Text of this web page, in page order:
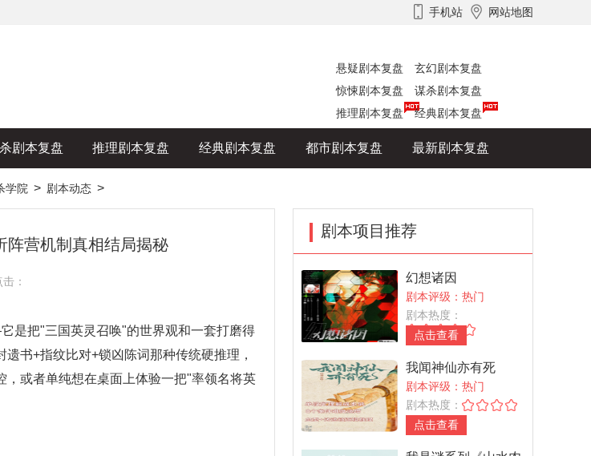
手机站 网站地图
悬疑剧本复盘
玄幻剧本复盘
惊悚剧本复盘
谋杀剧本复盘
推理剧本复盘
经典剧本复盘
剧本复盘 推理剧本复盘 经典剧本复盘 都市剧本复盘 最新剧本复盘
学院 > 剧本动态 >
阵营机制真相结局揭秘
击：
把"三国英灵召唤"的世界观和一套打磨得
书+指纹比对+锁凶陈词那种传统硬推理，
或者单纯想在桌面上体验一把"率领名将英
剧本项目推荐
幻想诸因
剧本评级：热门
剧本热度：
点击查看
我闻神仙亦有死
剧本评级：热门
剧本热度：
点击查看